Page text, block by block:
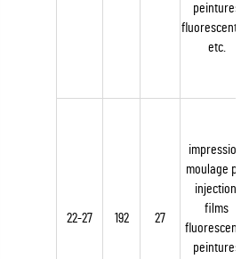
peintures
etc.
22-27 192 27
impression,
moulage par
injection,
films
fluorescents,
peintures